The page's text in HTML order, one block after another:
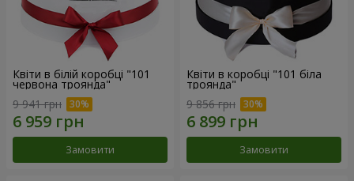
Квіти в білій коробці "101
червона троянда"
9 941 грн
Замовити
Квіти в коробці "101 біла
троянда"
9 856 грн
Замовити